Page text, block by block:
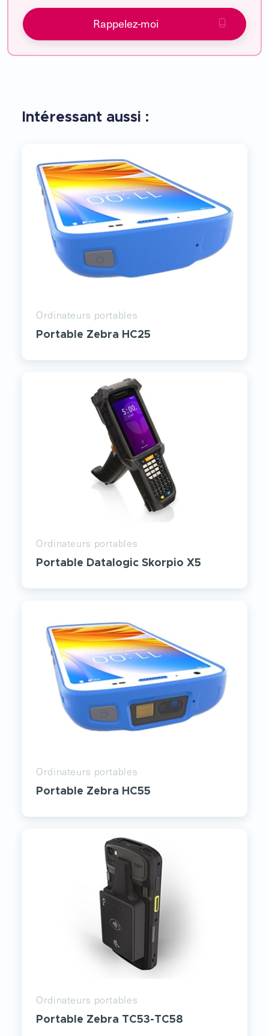
Rappelez-moi
Intéressant aussi :
Ordinateurs portables
Portable Zebra HC25
Ordinateurs portables
Portable Datalogic Skorpio X5
Ordinateurs portables
Portable Zebra HC55
Ordinateurs portables
Portable Zebra TC53-TC58